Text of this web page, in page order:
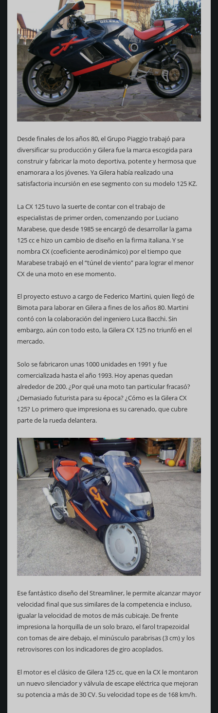
Desde finales de los años 80, el Grupo Piaggio trabajó para
diversificar su producción y Gilera fue la marca escogida para
construir y fabricar la moto deportiva, potente y hermosa que
enamorara a los jóvenes. Ya Gilera había realizado una
satisfactoria incursión en ese segmento con su modelo 125 KZ.
La CX 125 tuvo la suerte de contar con el trabajo de
especialistas de primer orden, comenzando por Luciano
Marabese, que desde 1985 se encargó de desarrollar la gama
125 cc e hizo un cambio de diseño en la firma italiana. Y se
nombra CX (coeficiente aerodinámico) por el tiempo que
Marabese trabajó en el “túnel de viento” para lograr el menor
CX de una moto en ese momento.
El proyecto estuvo a cargo de Federico Martini, quien llegó de
Bimota para laborar en Gilera a fines de los años 80. Martini
contó con la colaboración del ingeniero Luca Bacchi. Sin
embargo, aún con todo esto, la Gilera CX 125 no triunfó en el
mercado.
Solo se fabricaron unas 1000 unidades en 1991 y fue
comercializada hasta el año 1993. Hoy apenas quedan
alrededor de 200. ¿Por qué una moto tan particular fracasó?
¿Demasiado futurista para su época? ¿Cómo es la Gilera CX
125? Lo primero que impresiona es su carenado, que cubre
parte de la rueda delantera.
Ese fantástico diseño del Streamliner, le permite alcanzar mayor
velocidad final que sus similares de la competencia e incluso,
igualar la velocidad de motos de más cubicaje. De frente
impresiona la horquilla de un solo brazo, el farol trapezoidal
con tomas de aire debajo, el minúsculo parabrisas (3 cm) y los
retrovisores con los indicadores de giro acoplados.
El motor es el clásico de Gilera 125 cc, que en la CX le montaron
un nuevo silenciador y válvula de escape eléctrica que mejoran
su potencia a más de 30 CV. Su velocidad tope es de 168 km/h.